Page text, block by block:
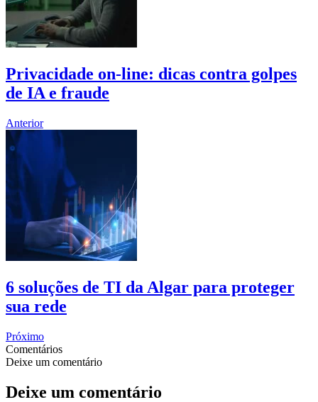
Privacidade on-line: dicas contra golpes
de IA e fraude
Anterior
6 soluções de TI da Algar para proteger
sua rede
Próximo
Comentários
Deixe um comentário
Deixe um comentário